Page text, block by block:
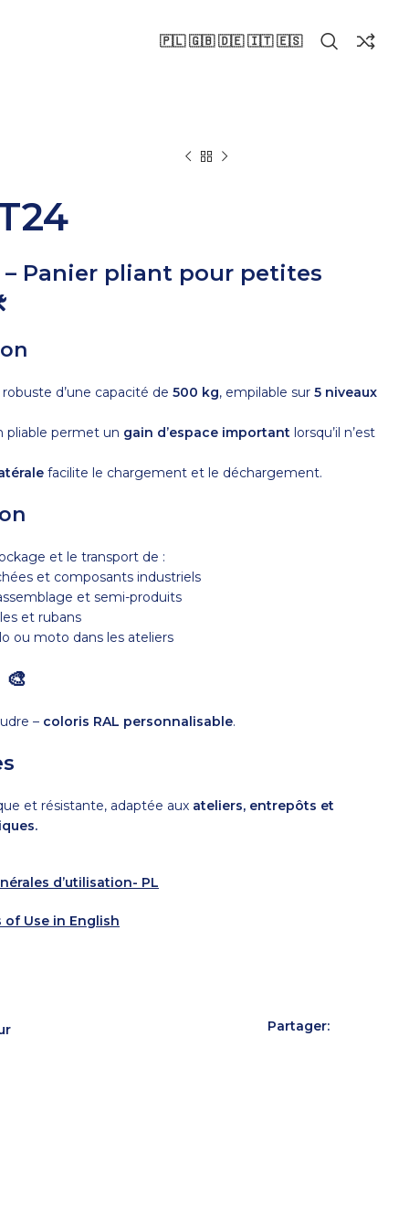
🇵🇱 🇬🇧 🇩🇪 🇮🇹 🇪🇸
– Panier pliant pour petites
d’une capacité de500 kg, empilable sur5 niveaux
pliable permet un gain d’espace important lorsqu’il n’est
facilite le chargement et le déchargement.
et le transport de :
et composants industriels
et semi-produits
et rubans
ou moto dans les ateliers
– coloris RAL personnalisable.
et résistante, adaptée aux ateliers, entrepôts et
d’utilisation- PL
of Use in English
Partager: